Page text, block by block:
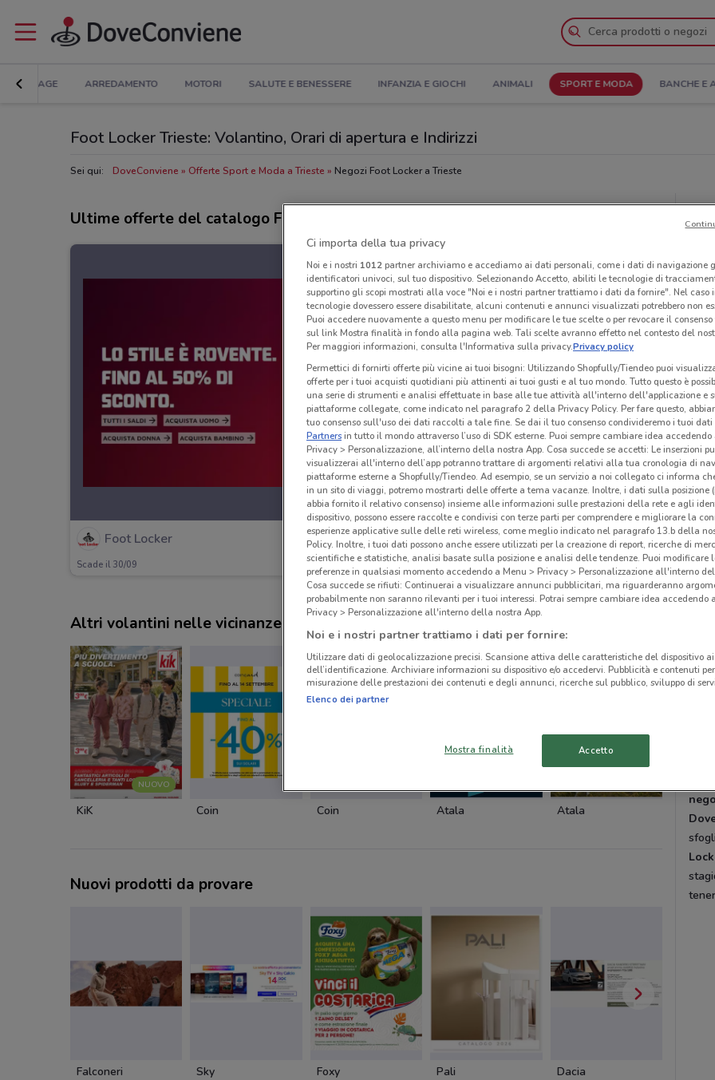
BRICOLAGE ARREDAMENTO MOTORI SALUTE E BENESSERE INFANZIA E GIOCHI ANIMALI SPORT E MODA BANCHE E
Foot Locker Trieste: Volantino, Orari di apertura e Indirizzi
Sei qui: DoveConviene Offerte Sport e Moda a Trieste Negozi Foot Locker a Trieste
Ultime offerte del catalogo Foot Locker
Foot Locker
Scade il 30/09 240 m
Altri volantini nelle vicinanze
NUOVO
KiK Coin Coin Atala Atala
Nuovi prodotti da provare
Falconeri Sky Foxy Pali Dacia
e i
Una
Da
La
ha
Ci importa della tua privacy
Noi e i nostri 1012partner archiviamo e accediamo ai dati personali, come i dati di navigazione
identificatori univoci, sul tuo dispositivo. Selezionando Accetto, abiliti le tecnologie di
supportino gli scopi mostrati alla voce "Noi e i nostri partner trattiamo i dati da fornire". Nel caso
tecnologie dovessero essere disabilitate, alcuni contenuti e annunci visualizzati potrebbero non
Puoi accedere nuovamente a questo menu per modificare le tue scelte o per revocare il
sul link Mostra finalità in fondo alla pagina web. Tali scelte avranno effetto nel contesto del
Per maggiori informazioni, consulta l'Informativa sulla privacy.Privacy policy
Permettici di fornirti offerte più vicine ai tuoi bisogni: Utilizzando Shopfully/Tiendeo puoi
offerte per i tuoi acquisti quotidiani più attinenti ai tuoi gusti e al tuo mondo. Tutto questo è
una serie di strumenti e analisi effettuate in base alle tue attività all'interno dell'applicazione e
piattaforme collegate, come indicato nel paragrafo 2 della Privacy Policy. Per fare questo,
tuo consenso sull'uso dei dati raccolti a tale fine. Se dai il tuo consenso condivideremo i tuoi dati
Partnersin tutto il mondo attraverso l’uso di SDK esterne. Puoi sempre cambiare idea accedendo
Privacy > Personalizzazione, all’interno della nostra App. Cosa succede se accetti: Le inserzioni
visualizzerai all'interno dell’app potranno trattare di argomenti relativi alla tua cronologia di
piattaforme esterne a Shopfully/Tiendeo. Ad esempio, se un servizio a noi collegato ci informa
in un sito di viaggi, potremo mostrarti delle offerte a tema vacanze. Inoltre, i dati sulla posizione
abbia fornito il relativo consenso) insieme alle informazioni sulle prestazioni della rete e agli
dispositivo, possono essere raccolte e condivisi con terze parti per comprendere e migliorare la
esperienze applicative sulle delle reti wireless, come meglio indicato nel paragrafo 13.b della
Policy. Inoltre, i tuoi dati possono anche essere utilizzati per la creazione di report, ricerche di
scientifiche e statistiche, analisi basate sulla posizione e analisi delle tendenze. Puoi modificare
preferenze in qualsiasi momento accedendo a Menu > Privacy > Personalizzazione all'interno
Cosa succede se rifiuti: Continuerai a visualizzare annunci pubblicitari, ma riguarderanno
probabilmente non saranno rilevanti per i tuoi interessi. Potrai sempre cambiare idea accedendo
Privacy > Personalizzazione all'interno della nostra App.
Noi e i nostri partner trattiamo i dati per fornire:
Utilizzare dati di geolocalizzazione precisi. Scansione attiva delle caratteristiche del dispositivo
dell’identificazione. Archiviare informazioni su dispositivo e/o accedervi. Pubblicità e contenuti
misurazione delle prestazioni dei contenuti e degli annunci, ricerche sul pubblico, sviluppo di
Elenco dei partner
Mostra finalità Accetto